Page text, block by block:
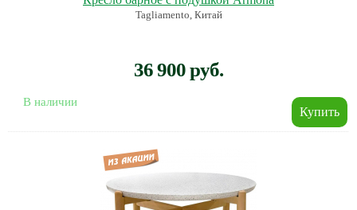
Tagliamento, Китай
36 900 руб.
В наличии